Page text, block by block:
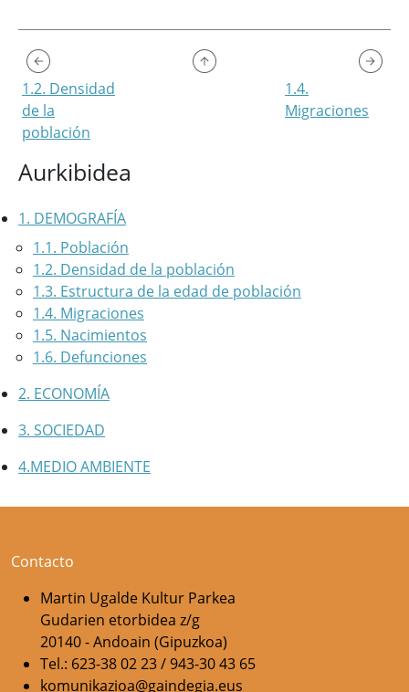
Aurkibidea
1. DEMOGRAFÍA
1.1. Población
1.2. Densidad de la población
1.3. Estructura de la edad de población
1.4. Migraciones
1.5. Nacimientos
1.6. Defunciones
2. ECONOMÍA
3. SOCIEDAD
4.MEDIO AMBIENTE
1.2. Densidad
de la
población
1.4.
Migraciones
Contacto
Martin Ugalde Kultur Parkea
Gudarien etorbidea z/g
20140 - Andoain (Gipuzkoa)
Tel.: 623-38 02 23 / 943-30 43 65
komunikazioa@gaindegia.eus